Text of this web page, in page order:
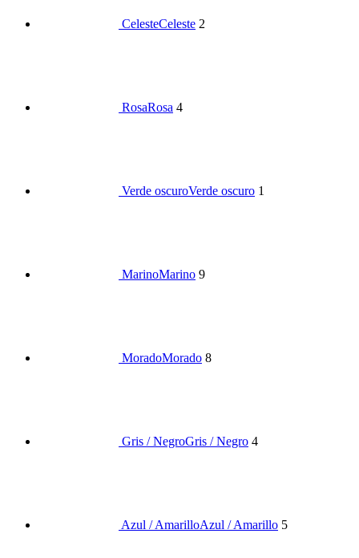
CelesteCeleste 2
RosaRosa 4
Verde oscuroVerde oscuro 1
MarinoMarino 9
MoradoMorado 8
Gris / NegroGris / Negro 4
Azul / AmarilloAzul / Amarillo 5